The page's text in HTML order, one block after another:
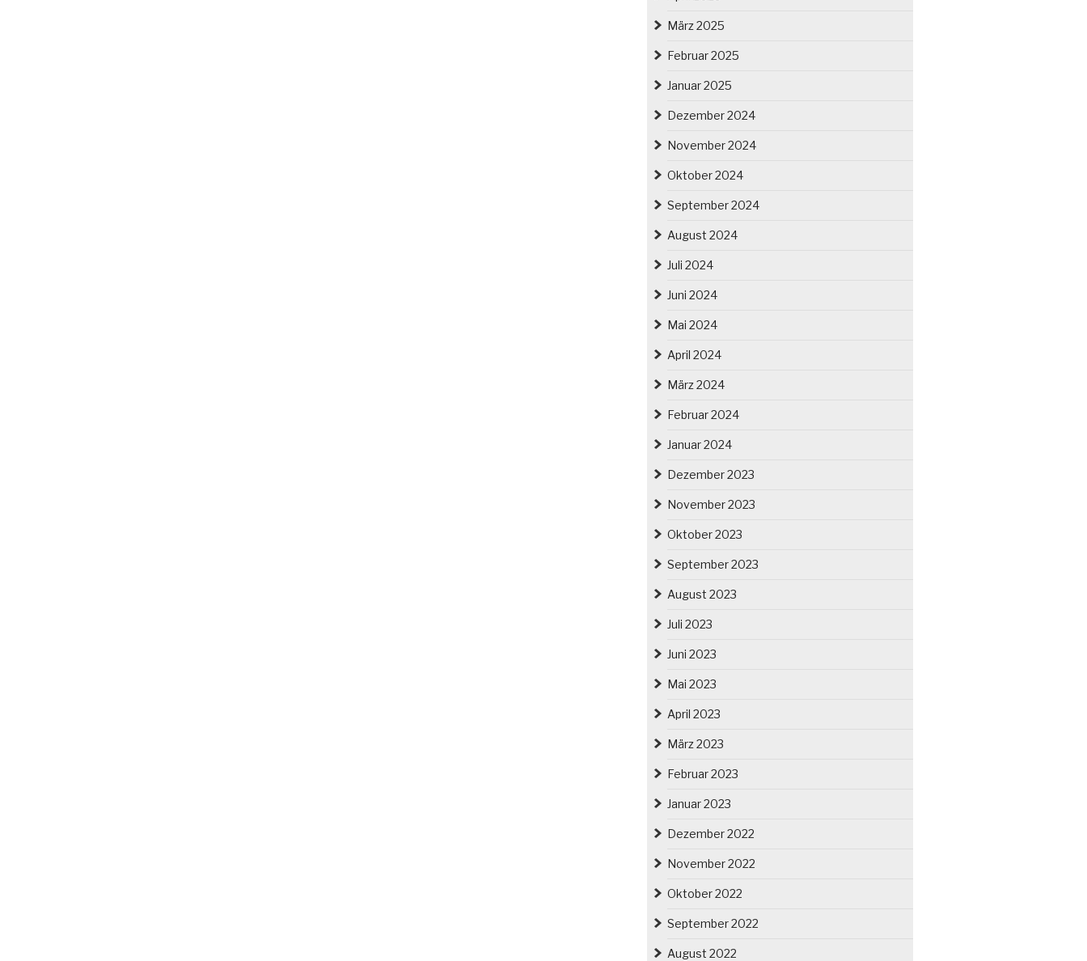
März 2025
Februar 2025
Januar 2025
Dezember 2024
November 2024
Oktober 2024
September 2024
August 2024
Juli 2024
Juni 2024
Mai 2024
April 2024
März 2024
Februar 2024
Januar 2024
Dezember 2023
November 2023
Oktober 2023
September 2023
August 2023
Juli 2023
Juni 2023
Mai 2023
April 2023
März 2023
Februar 2023
Januar 2023
Dezember 2022
November 2022
Oktober 2022
September 2022
August 2022